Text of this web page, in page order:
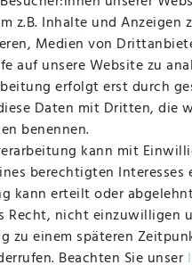
Vertrag widerrufen
ORT
10
Donnerstag, Freitag
13:00 Uhr
z.B. Inhalte und Anzeigen
Medien von
auf unsere Website zu
erfolgt erst durch
Daten mit Dritten, die
benennen.
kann mit
berechtigten Interesses
kann erteilt oder
Recht, nicht einzuwilligen
zu einem späteren
Beachten Sie unser